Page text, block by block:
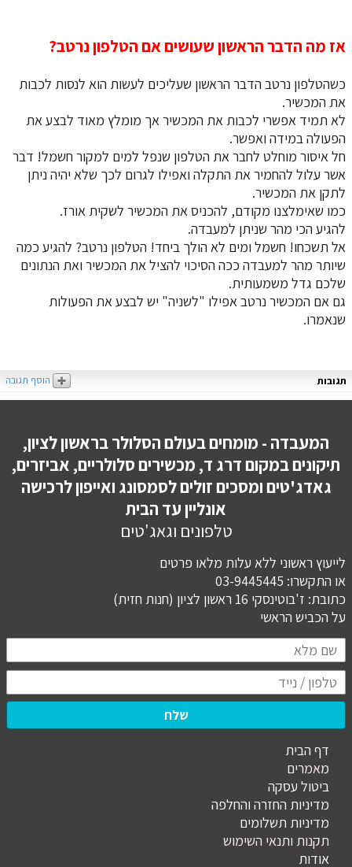
אז מה הדבר הראשון שעושים אם הטלפון נרטב?
כשהטלפון נרטב הדבר הראשון שעליכים לעשות הוא לנסות לכבות
את המכשיר.
לא תמיד אפשרי לכבות את המכשיר אך מומלץ מאוד לבצע את
הפעולה במידה ואפשר.
חל איסור מוחלט לחבר את הטלפון שנפל למים למקור חשמל! דבר
אשר עלול להחמיר את התקלה ואפילו לגרום לכך שלא יהיה ניתן
לתקן את המכשיר.
כמו שאימלצנו מקודם, להכניס את המכשיר לשקית אורז.
להגיע הכי מהר שניתן למעבדה.
אל תשכחו! חשמל ומים לא הולך ביחד! הטלפון נרטב? להגיע כמה
שיותר מהר למעבדה ככה הסיכוי להציל את המכשיר ואת הנתונים
שלכם גדל משמעותית.
גם אם המכשיר נרטב אפילו "לשניה" יש לבצע את הפעולות
שנאמרו.
תגובות הוסף תגובה
המעבדה - מומחים בעולם הסלולר בראשון לציון,
תיקונים במקום דרג ד, מכשירים סלולריים, אביזרים,
גאדג'טים ומסכים זולים לסמסונג ואייפון לרכישה
אונליין עד הבית
טלפונים וגאג'טים
לייעוץ ראשוני ללא עלות מלאו פרטים
או התקשרו: 03-9445445
כתובת: ז'בוטינסקי 16 ראשון לציון (חנות חזית)
​​​​​​​על הכביש הראשי
שלח
דף הבית
מאמרים
ביטול עסקה
מדיניות החזרה והחלפה
מדיניות תשלומים
תקנות ותנאי השימוש
אודות